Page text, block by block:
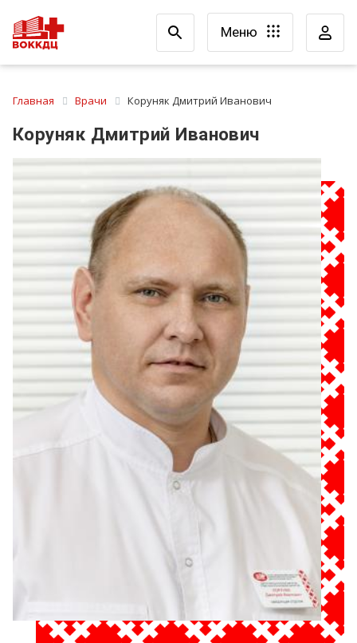
Меню
Главная Врачи Коруняк Дмитрий Иванович
Коруняк Дмитрий Иванович